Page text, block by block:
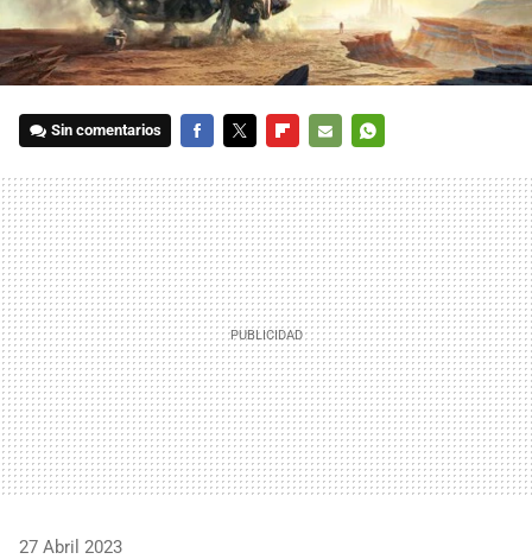
Sin comentarios
MAIL
27 Abril 2023